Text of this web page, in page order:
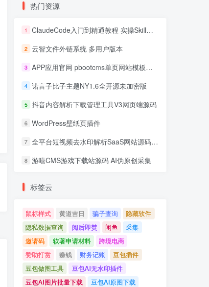
热门资源
1 ClaudeCode入门到精通教程 实操Skill开发+企业级插件
2 云智文件外链系统 多用户版本
3 APP应用官网 pbootcms单页网站模板源码
4 诺言子比子主题NY1.6全开源未加密版
5 抖音内容解析下载管理工具V3网页端源码
6 WordPress壁纸页插件
7 全平台短视频去水印解析SaaS网站源码 去水印api总站开源版本
8 游嘻CMS游戏下载站源码 AI伪原创采集
标签云
鼠标样式 黄道吉日 骗子查询
隐藏软件
隐私数据查询
阅后即焚 闲鱼
采集
邀请码
软著申请材料
跨境电商
赞助打赏
赚钱 财务记账
豆包插件
豆包做图工具
豆包AI无水印插件
豆包AI图片批量下载
豆包AI原图下载